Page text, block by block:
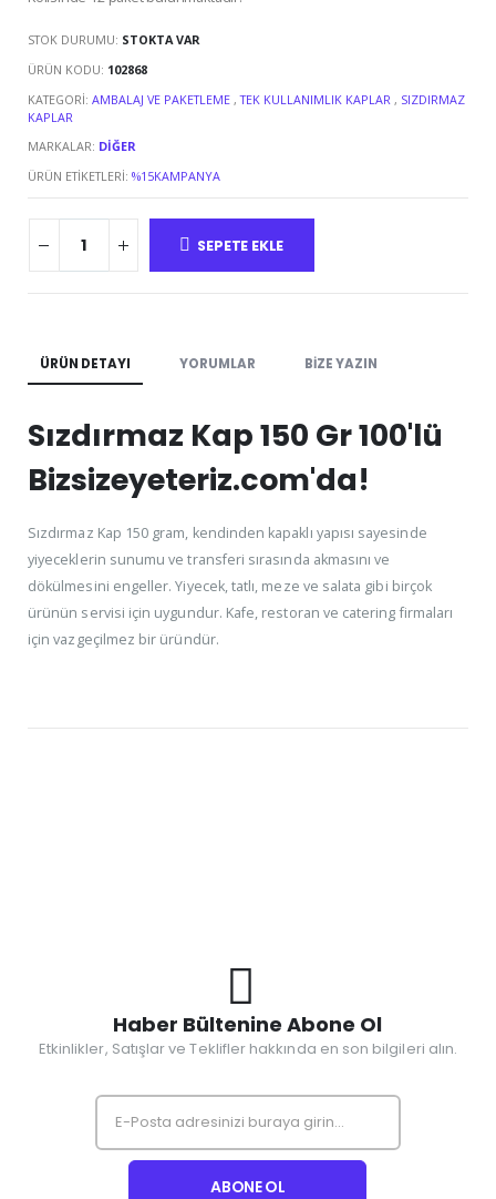
STOK DURUMU: STOKTA VAR
ÜRÜN KODU: 102868
KATEGORI:AMBALAJ VE PAKETLEME ,TEK KULLANIMLIK KAPLAR , SIZDIRMAZ
KAPLAR
MARKALAR: DIĞER
ÜRÜN ETIKETLERI:%15KAMPANYA
SEPETE EKLE
ÜRÜN DETAYI YORUMLAR BIZE YAZIN
Sızdırmaz Kap 150 Gr 100'lü
Bizsizeyeteriz.com'da!
Sızdırmaz Kap 150 gram, kendinden kapaklı yapısı sayesinde
yiyeceklerin sunumu ve transferi sırasında akmasını ve
dökülmesini engeller. Yiyecek, tatlı, meze ve salata gibi birçok
ürünün servisi için uygundur. Kafe, restoran ve catering firmaları
için vazgeçilmez bir üründür.
Haber Bültenine Abone Ol
Etkinlikler, Satışlar ve Teklifler hakkında en son bilgileri alın.